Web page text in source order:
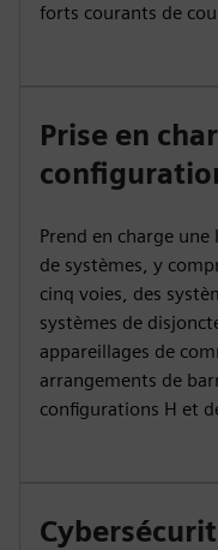
forts courants de
Prise en
Prend en charge
de systèmes, y
cinq voies, des
systèmes de
appareillages de
arrangements de
configurations H et